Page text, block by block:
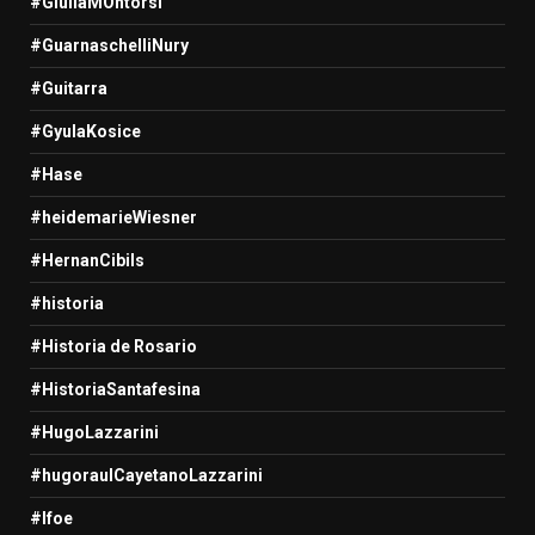
#GuarnaschelliNury
#Guitarra
#GyulaKosice
#Hase
#heidemarieWiesner
#HernanCibils
#historia
#Historia de Rosario
#HistoriaSantafesina
#HugoLazzarini
#hugoraulCayetanoLazzarini
#Ifoe